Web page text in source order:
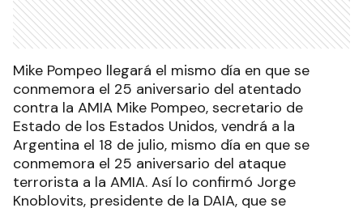
Mike Pompeo llegará el mismo día en que se
conmemora el 25 aniversario del atentado
contra la AMIA Mike Pompeo, secretario de
Estado de los Estados Unidos, vendrá a la
Argentina el 18 de julio, mismo día en que se
conmemora el 25 aniversario del ataque
terrorista a la AMIA. Así lo confirmó Jorge
Knoblovits, presidente de la DAIA, que se